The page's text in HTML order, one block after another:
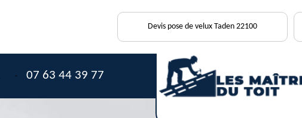
Devis pose de velux Taden 22100
- 07 63 44 39 77